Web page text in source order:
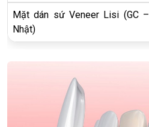
Mặt dán sứ Veneer Lisi (GC –
Nhật)